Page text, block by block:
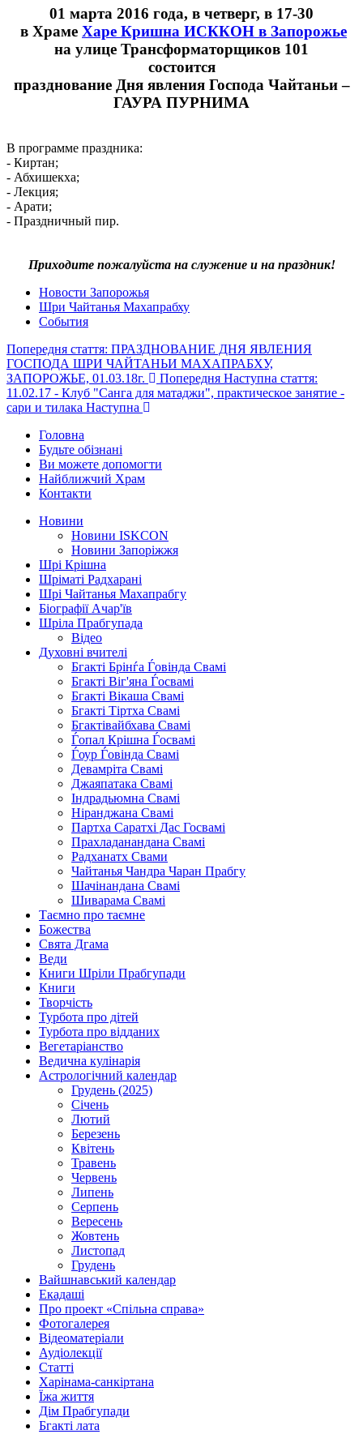
01 марта 2016 года, в четверг, в 17-30
в Храме Харе Кришна ИСККОН в Запорожье
на улице Трансформаторщиков 101
состоится
празднование Дня явления Господа Чайтаньи –
ГАУРА ПУРНИМА
В программе праздника:
- Киртан;
- Абхишекха;
- Лекция;
- Арати;
- Праздничный пир.
Приходите пожалуйста на служение и на праздник!
Новости Запорожья
Шри Чайтанья Махапрабху
События
Попередня стаття: ПРАЗДНОВАНИЕ ДНЯ ЯВЛЕНИЯ
ГОСПОДА ШРИ ЧАЙТАНЬИ МАХАПРАБХУ,
ЗАПОРОЖЬЕ, 01.03.18г.
Попередня Наступна стаття:
11.02.17 - Клуб "Санга для матаджи", практическое занятие -
сари и тилака Наступна
Головна
Будьте обізнані
Ви можете допомогти
Найближчий Храм
Контакти
Новини
Новини ISKCON
Новини Запоріжжя
Шрі Крішна
Шріматі Радхарані
Шрі Чайтанья Махапрабгу
Біографії Ачар'їв
Шріла Прабгупада
Відео
Духовні вчителі
Бгакті Брінѓа Ѓовінда Свамі
Бгакті Віг'яна Ѓосвамі
Бгакті Вікаша Свамі
Бгакті Тіртха Свамі
Бгактівайбхава Свамі
Ѓопал Крішна Ѓосвамі
Ѓоур Ѓовінда Свамі
Девамріта Свамі
Джаяпатака Свамі
Індрадьюмна Свамі
Ніранджана Свамі
Партха Саратхі Дас Госвамі
Прахладанандана Свамі
Радханатх Свами
Чайтанья Чандра Чаран Прабгу
Шачінандана Свамі
Шиварама Свамі
Таємно про таємне
Божества
Свята Дгама
Веди
Книги Шріли Прабгупади
Книги
Творчість
Турбота про дітей
Турбота про відданих
Вегетаріанство
Ведична кулінарія
Астрологічний календар
Грудень (2025)
Січень
Лютий
Березень
Квітень
Травень
Червень
Липень
Серпень
Вересень
Жовтень
Листопад
Грудень
Вайшнавський календар
Екадаші
Про проект «Спільна справа»
Фотогалерея
Відеоматеріали
Аудіолекції
Статті
Харінама-санкіртана
Їжа життя
Дім Прабгупади
Бгакті лата